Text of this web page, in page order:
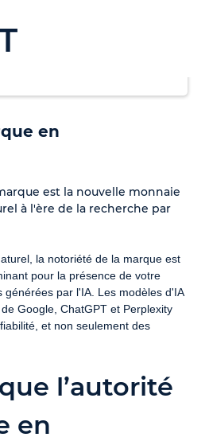
en
est la nouvelle monnaie
à l'ère de la recherche par
la notoriété de la marque est
pour la présence de votre
générées par l'IA. Les modèles d'IA
Google, ChatGPT et Perplexity
et non seulement des
l’autorité
en